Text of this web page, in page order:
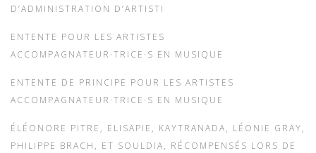
D’ADMINISTRATION D’ARTISTI
ENTENTE POUR LES ARTISTES
ACCOMPAGNATEUR·TRICE·S EN MUSIQUE
ENTENTE DE PRINCIPE POUR LES ARTISTES
ACCOMPAGNATEUR·TRICE·S EN MUSIQUE
ÉLÉONORE PITRE, ELISAPIE, KAYTRANADA, LÉONIE GRAY,
PHILIPPE BRACH, ET SOULDIA, RÉCOMPENSÉS LORS DE